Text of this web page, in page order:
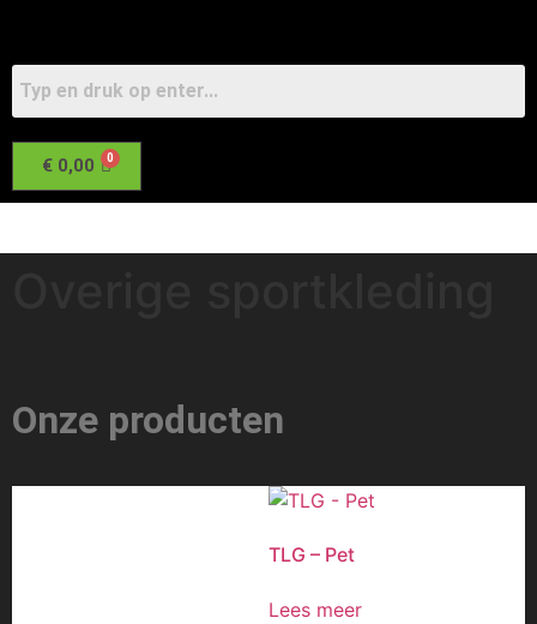
€ 0,00
Onze producten
TLG – Pet
Lees meer